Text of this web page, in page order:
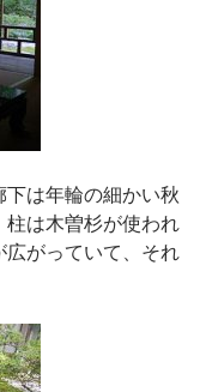
は年輪の細かい秋
は木曽杉が使われ
がっていて、それ